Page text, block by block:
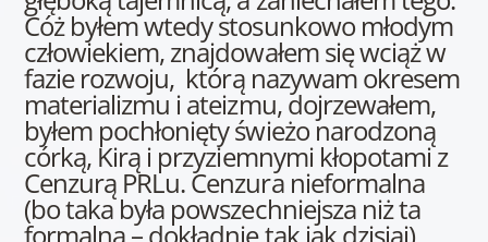
Cóż byłem wtedy stosunkowo młodym
człowiekiem, znajdowałem się wciąż w
fazie rozwoju, którą nazywam okresem
materializmu i ateizmu, dojrzewałem,
byłem pochłonięty świeżo narodzoną
córką, Kirą i przyziemnymi kłopotami z
Cenzurą PRLu. Cenzura nieformalna
(bo taka była powszechniejsza niż ta